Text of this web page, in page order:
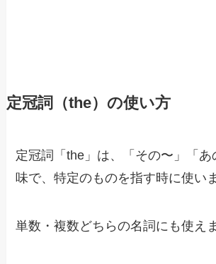
定冠詞（the）の使い方
定冠詞「the」は、「その〜」「
味で、特定のものを指す時に使い
単数・複数どちらの名詞にも使え